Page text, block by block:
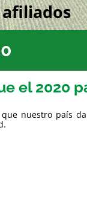
afiliados
el 2020
nuestro país